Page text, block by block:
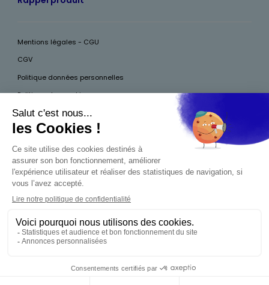
0,00 €
Mentions légales - CGU
CGV
Politique données personnelles
Politique des cookies
Accessibilité
Pour votre santé, mangez au moins cinq fruits et légumes par jour, plus
d’infos surwww.mangerbouger.fr
aux mineurs de moins de 18 ans
La preuve de majorité de l'acheteur est exigée au
moment de la vente en ligne. CODE DE LA SANTÉ